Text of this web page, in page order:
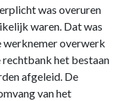
was overuren
waren. Dat was
werknemer overwerk
het bestaan
afgeleid. De
van het